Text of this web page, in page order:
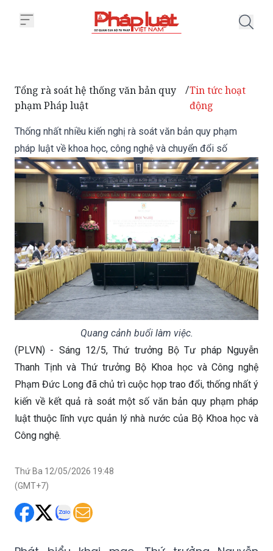
Tổng rà soát hệ thống văn bản quy
phạm Pháp luật
/Tin tức hoạt
động
Thống nhất nhiều kiến nghị rà soát văn bản quy phạm
pháp luật về khoa học, công nghệ và chuyển đổi số
Quang cảnh buổi làm việc.
(PLVN) - Sáng 12/5, Thứ trưởng Bộ Tư pháp Nguyễn
Thanh Tịnh và Thứ trưởng Bộ Khoa học và Công nghệ
Phạm Đức Long đã chủ trì cuộc họp trao đổi, thống nhất ý
kiến về kết quả rà soát một số văn bản quy phạm pháp
Công nghệ.
Thứ Ba 12/05/2026 19:48